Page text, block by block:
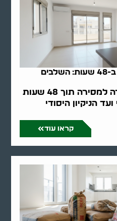
הכינו דירה מוכנה למסירה ב-48 שעות: השלבים
מדריך מקיף להכנת דירה למסירה תוך 48 שעות
הניקיון היסודי
קראו עוד